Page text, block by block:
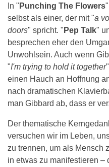
In " Punching The Flowers
selbst als einer, der mit "a
doors" spricht. " Pep Talk"
besprechen eher den
Unwohlsein. Auch wenn
"I'm trying to hold it together
einen Hauch an Hoffnung
nach dramatischen
man Gibbard ab, dass er
Der thematische
versuchen wir im Leben,
zu trennen, um als Mensch
in etwas zu manifestieren –